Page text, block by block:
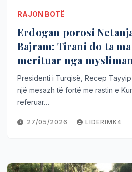
RAJON BOTË
Erdogan porosi
Bajram: Tirani do ta
merituar nga
Presidenti i Turqisë, Recep
një mesazh të fortë me rastin e
referuar…
27/05/2026 LIDERIMK4